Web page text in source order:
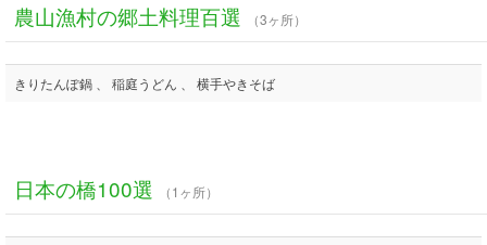
農山漁村の郷土料理百選 （3ヶ所）
きりたんぽ鍋 、 稲庭うどん 、 横手やきそば
日本の橋100選 （1ヶ所）